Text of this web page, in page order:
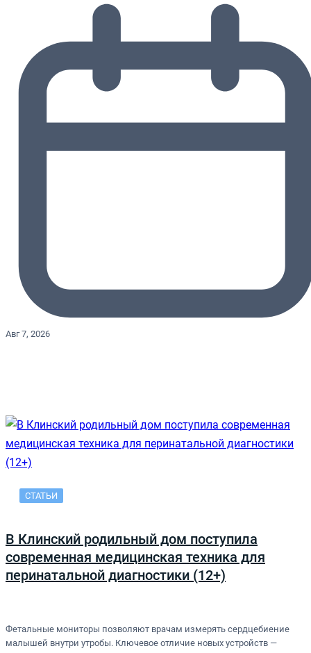
Авг 7, 2026
СТАТЬИ
В Клинский родильный дом поступила
современная медицинская техника для
перинатальной диагностики (12+)
Фетальные мониторы позволяют врачам измерять сердцебиение
малышей внутри утробы. Ключевое отличие новых устройств —